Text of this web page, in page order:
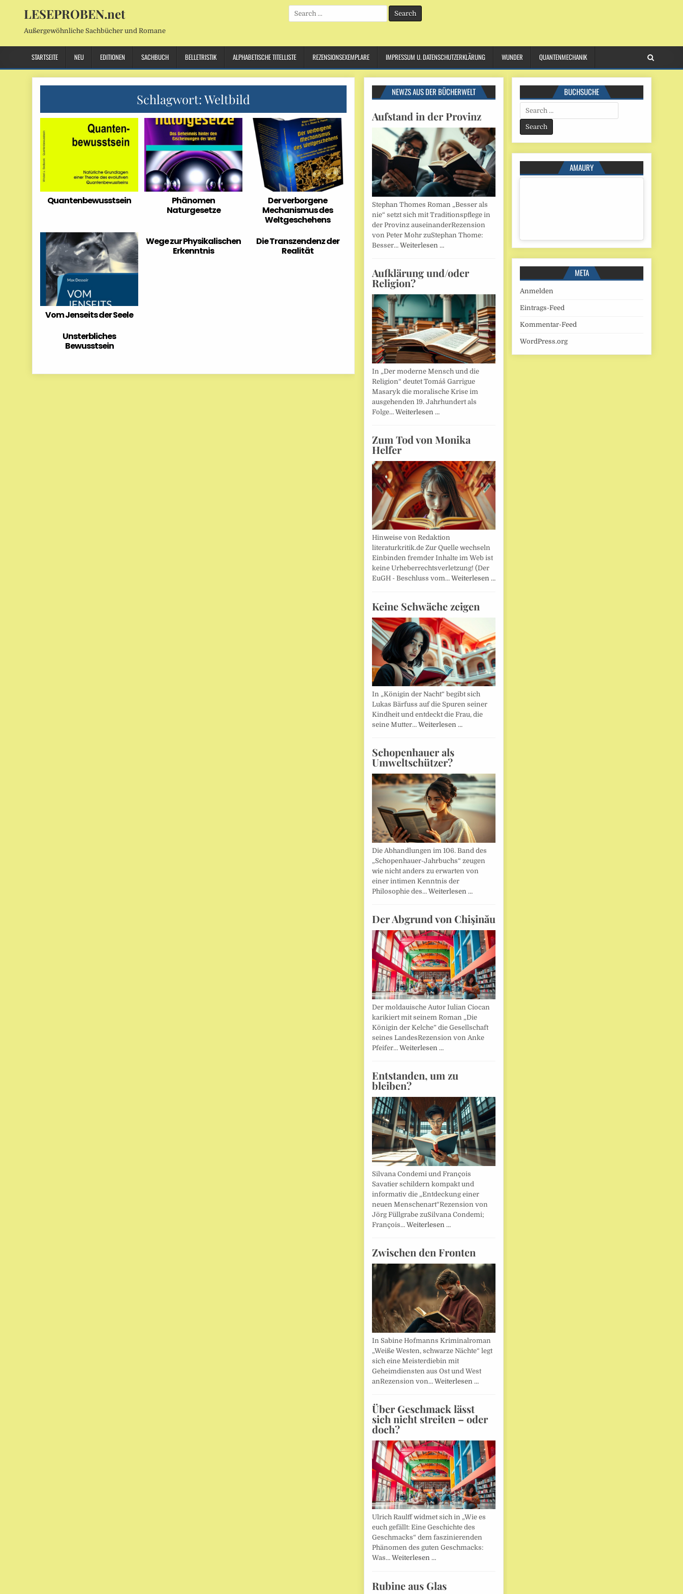
LESEPROBEN.net
Außergewöhnliche Sachbücher und Romane
Search
for:
STARTSEITE NEU EDITIONEN SACHBUCH BELLETRISTIK ALPHABETISCHE TITELLISTE REZENSIONSEXEMPLARE IMPRESSUM U. DATENSCHUTZERKLÄRUNG WUNDER QUANTENMECHANIK
Schlagwort:Weltbild
Quantenbewusstsein
Phänomen
Naturgesetze
Der verborgene
Mechanismus des
Weltgeschehens
Vom Jenseits der Seele
Wege zur Physikalischen
Erkenntnis
Die Transzendenz der
Realität
Unsterbliches
Bewusstsein
NEWZS AUS DER BÜCHERWELT
Aufstand in der Provinz
Stephan Thomes Roman „Besser als
nie“ setzt sich mit Traditionspflege in
der Provinz auseinanderRezension
von Peter Mohr zuStephan Thome:
Besser… Weiterlesen …
Aufklärung und/oder
Religion?
In „Der moderne Mensch und die
Religion“ deutet Tomáš Garrigue
Masaryk die moralische Krise im
ausgehenden 19. Jahrhundert als
Folge… Weiterlesen …
Zum Tod von Monika
Helfer
Hinweise von Redaktion
literaturkritik.de Zur Quelle wechseln
Einbinden fremder Inhalte im Web ist
keine Urheberrechtsverletzung! (Der
EuGH - Beschluss vom… Weiterlesen …
Keine Schwäche zeigen
In „Königin der Nacht“ begibt sich
Lukas Bärfuss auf die Spuren seiner
Kindheit und entdeckt die Frau, die
seine Mutter… Weiterlesen …
Schopenhauer als
Umweltschützer?
Die Abhandlungen im 106. Band des
„Schopenhauer-Jahrbuchs“ zeugen
wie nicht anders zu erwarten von
einer intimen Kenntnis der
Philosophie des… Weiterlesen …
Der Abgrund von Chişinău
Der moldauische Autor Iulian Ciocan
karikiert mit seinem Roman „Die
Königin der Kelche” die Gesellschaft
seines LandesRezension von Anke
Pfeifer… Weiterlesen …
Entstanden, um zu
bleiben?
Silvana Condemi und François
Savatier schildern kompakt und
informativ die „Entdeckung einer
neuen Menschenart“Rezension von
Jörg Füllgrabe zuSilvana Condemi;
François… Weiterlesen …
Zwischen den Fronten
In Sabine Hofmanns Kriminalroman
„Weiße Westen, schwarze Nächte“ legt
sich eine Meisterdiebin mit
Geheimdiensten aus Ost und West
anRezension von… Weiterlesen …
Über Geschmack lässt
sich nicht streiten – oder
doch?
Ulrich Raulff widmet sich in „Wie es
euch gefällt: Eine Geschichte des
Geschmacks“ dem faszinierenden
Phänomen des guten Geschmacks:
Was… Weiterlesen …
Rubine aus Glas
BUCHSUCHE
Search
for:
AMAURY
META
Anmelden
Eintrags-Feed
Kommentar-Feed
WordPress.org